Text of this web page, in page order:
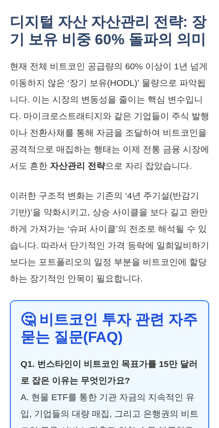
디지털 자산 자산관리 전략: 장
기 보유 비중 60% 돌파의 의미
현재 전체 비트코인 공급량의 60% 이상이 1년 넘게
이동하지 않은 ‘장기 보유(HODL)’ 물량으로 파악됩
니다. 이는 시장의 변동성을 줄이는 핵심 변수입니
다. 마이크로스트래티지와 같은 기업들이 주식 발행
이나 전환사채를 통해 자금을 조달하여 비트코인을
공격적으로 매집하는 행태는 이제 전통 금융 시장에
서도 흔한 자산관리 전략으로 자리 잡았습니다.
이러한 구조적 변화는 기존의 ‘4년 주기설(반감기
기반)’을 약화시키고, 상승 사이클을 보다 길고 완만
하게 가져가는 ‘슈퍼 사이클’의 전조로 해석될 수 있
습니다. 따라서 단기적인 가격 등락에 일희일비하기
보다는 포트폴리오의 일정 부분을 비트코인에 할당
하는 장기적인 안목이 필요합니다.
🤔 비트코인 투자 관련 자주
묻는 질문(FAQ)
Q1. 번스타인이 비트코인 목표가를 15만 달러
로 잡은 이유는 무엇인가요?
A. 현물 ETF를 통한 기관 자금의 지속적인 유
입, 기업들의 대량 매집, 그리고 은행권의 비트